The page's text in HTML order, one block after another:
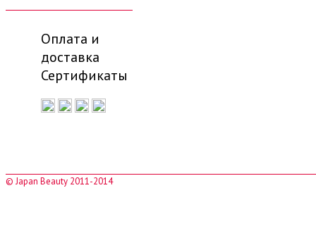
Оплата и
доставка
Сертификаты
© Japan Beauty 2011-2014